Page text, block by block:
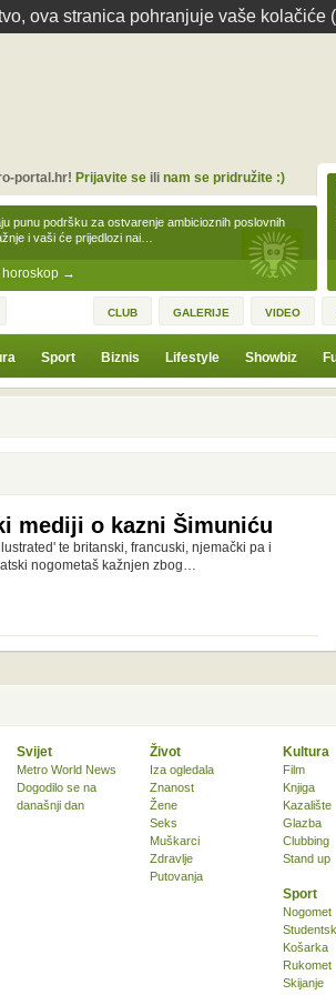
ova stranica pohranjuje vaše kolačiće
→
punu podršku za ostvarenje ambicioznih poslovnih
i vaši će prijedlozi nai…
portal.hr! Prijavite seili nam se pridružite :)
CLUB GALERIJE VIDEO
Sport Biznis Lifestyle Showbiz
mediji o kazni Šimuniću
te britanski, francuski, njemački pa i
nogometaš kažnjen zbog…
Svijet
Metro World News
Dogodilo se na
današnji dan
Život
Iza ogledala
Znanost
Žene
Seks
Muškarci
Zdravlje
Putovanja
Kultura
Film
Knjiga
Kazalište
Glazba
Clubbing
Stand up
Sport
Nogomet
Košarka
Rukomet
Skijanje